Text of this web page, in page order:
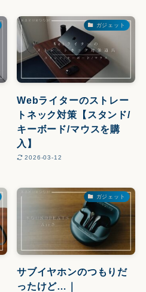
ガジェット
Webライターのストレー
トネック対策【スタンド/
キーボード/マウスを購
入】
2026-03-12
ガジェット
サブイヤホンのつもりだ
ったけど…｜